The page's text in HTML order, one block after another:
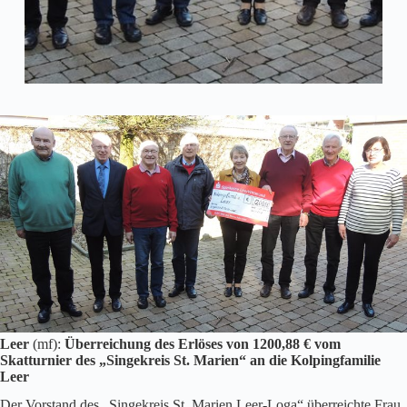
Leer (mf): Überreichung des Erlöses von 1200,88 € vom
Skatturnier des „Singekreis St. Marien“ an die Kolpingfamilie
Leer